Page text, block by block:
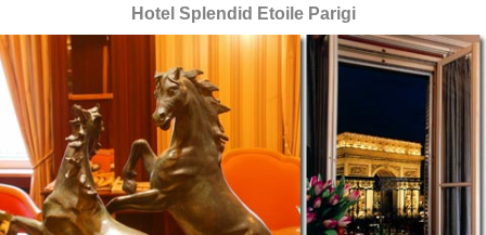
Hotel Splendid Etoile Parigi